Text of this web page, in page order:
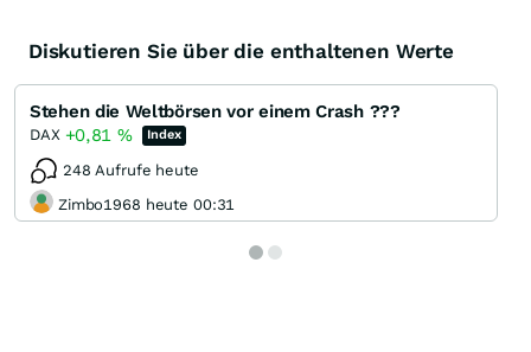
Diskutieren Sie über die enthaltenen Werte
Stehen die Weltbörsen vor einem Crash ???
DAX +0,81 % Index
248 Aufrufe heute
Zimbo1968 heute 00:31